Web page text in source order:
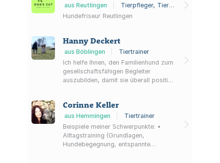
Verhaltensprobleme bei Katzen,
Stress bei Katzen, artgerechte
Verhaltensmodifikation bei Katzen,
Katzentraining, Territorialverhalten v...
aus Reutlingen
Tierpfleger, Tierfriseur, Tierblogger
Hundefriseur Reutlingen
Hanny Deckert
aus Böblingen
Tiertrainer
Ich helfe Ihnen, den Familienhund zum
gesellschaftsfähigen Begleiter
auszubilden, damit sie überall positiv
Futterbestechung! So wird Gehorsam
verlässlich!
Corinne Keller
aus Hemmingen
Tiertrainer
Beispiele meiner Schwerpunkte: •
Alltagstraining (Grundlagen,
Hundebegegnung, entspannte